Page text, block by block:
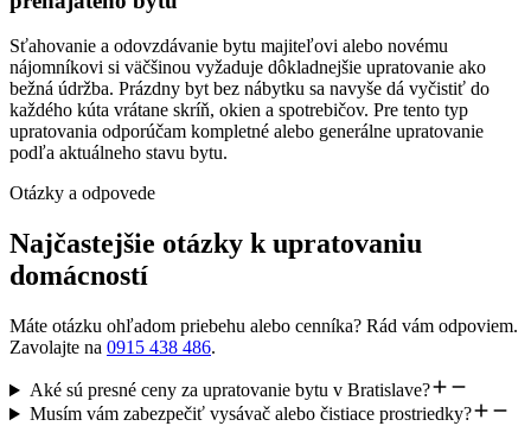
Sťahovanie a odovzdávanie bytu majiteľovi alebo novému
nájomníkovi si väčšinou vyžaduje dôkladnejšie upratovanie ako
bežná údržba. Prázdny byt bez nábytku sa navyše dá vyčistiť do
každého kúta vrátane skríň, okien a spotrebičov. Pre tento typ
upratovania odporúčam kompletné alebo generálne upratovanie
podľa aktuálneho stavu bytu.
Otázky a odpovede
Najčastejšie otázky k upratovaniu
domácností
Máte otázku ohľadom priebehu alebo cenníka? Rád vám odpoviem.
Zavolajte na 0915 438 486.
Aké sú presné ceny za upratovanie bytu v Bratislave?
Musím vám zabezpečiť vysávač alebo čistiace prostriedky?